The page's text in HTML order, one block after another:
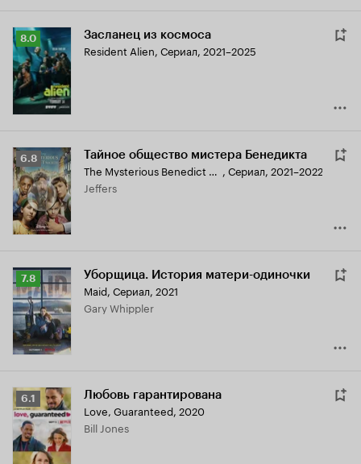
Рейтинг
Кинопоиска
8.0
8.0 Засланец из космоса
Resident Alien, Сериал, 2021–2025
Рейтинг
Кинопоиска
6.8
6.8 Тайное общество мистера Бенедикта
The Mysterious Benedict Society , Сериал, 2021–2022
Jeffers
Рейтинг
Кинопоиска
7.8
7.8 Уборщица. История матери-одиночки
Maid, Сериал, 2021
Gary Whippler
Рейтинг
Кинопоиска
6.1
6.1 Любовь гарантирована
Love, Guaranteed, 2020
Bill Jones